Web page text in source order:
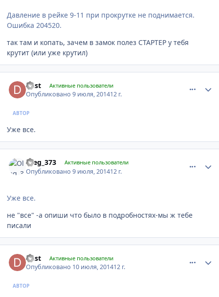
Давление в рейке 9-11 при прокрутке не поднимается.
Ошибка 204520.
так там и копать, зачем в замок полез СТАРТЕР у тебя
крутит (или уже крутил)
dust Активные пользователи
Опубликовано9 июля, 201412 г.
АВТОР
Уже все.
Oleg_373 Активные пользователи
Опубликовано9 июля, 201412 г.
Уже все.
не "все" -а опиши что было в подробностях-мы ж тебе
писали
dust Активные пользователи
Опубликовано 10 июля, 201412 г.
АВТОР